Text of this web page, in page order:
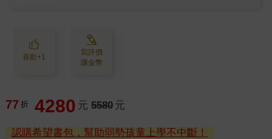
喜歡+1
寫評價
賺金幣
77 折 4280 元 5580 元
認購希望書包，幫助弱勢孩童上學不中斷！